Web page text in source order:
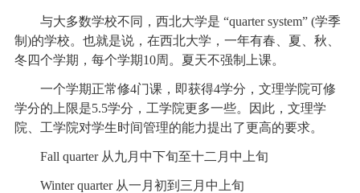
与大多数学校不同，西北大学是 “quarter system” (学季
制)的学校。也就是说，在西北大学，一年有春、夏、秋、
冬四个学期，每个学期10周。夏天不强制上课。
一个学期正常修4门课，即获得4学分，文理学院可修
学分的上限是5.5学分，工学院更多一些。因此，文理学
院、工学院对学生时间管理的能力提出了更高的要求。
Fall quarter 从九月中下旬至十二月中上旬
Winter quarter 从一月初到三月中上旬